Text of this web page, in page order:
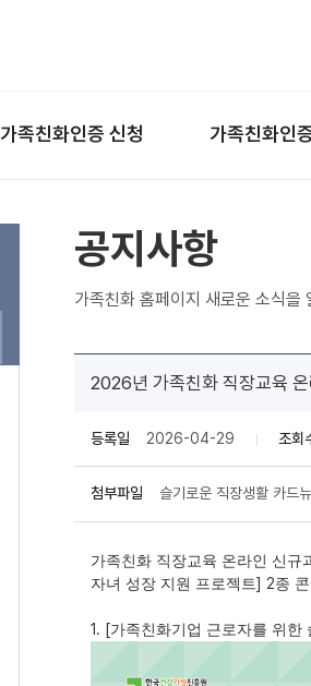
가족친화인증 신청 가족친화인
공지사항
가족친화 홈페이지 새로운 소식을
2026년 가족친화 직장교육
등록일 2026-04-29 조회
첨부파일 슬기로운 직장생활 카드
가족친화 직장교육 온라인 신규
자녀 성장 지원 프로젝트] 2종
1. [가족친화기업 근로자를 위한